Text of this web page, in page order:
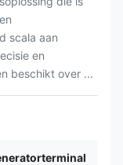
scala aan
en
beschikt over ...